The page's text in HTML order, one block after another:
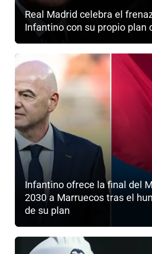
Real Madrid celebra el
Infantino con su propio plan
Infantino ofrece la final del
2030 a Marruecos tras el
de su plan